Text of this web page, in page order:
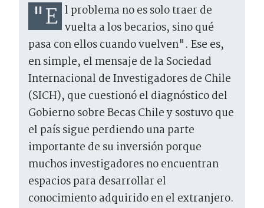
"El problema no es solo traer de vuelta a los becarios, sino qué
pasa con ellos cuando vuelven". Ese es,
en simple, el mensaje de la Sociedad
Internacional de Investigadores de Chile
(SICH), que cuestionó el diagnóstico del
Gobierno sobre Becas Chile y sostuvo que
el país sigue perdiendo una parte
importante de su inversión porque
muchos investigadores no encuentran
espacios para desarrollar el
conocimiento adquirido en el extranjero.